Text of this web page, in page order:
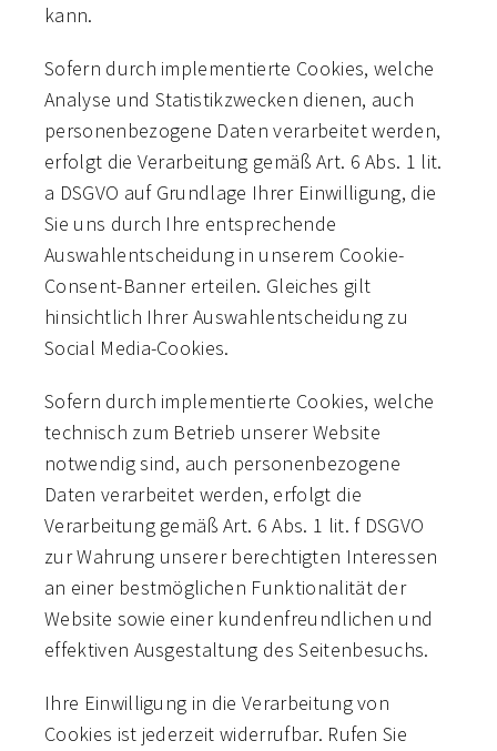
kann.
Sofern durch implementierte Cookies, welche
Analyse und Statistikzwecken dienen, auch
personenbezogene Daten verarbeitet werden,
erfolgt die Verarbeitung gemäß Art. 6 Abs. 1 lit.
a DSGVO auf Grundlage Ihrer Einwilligung, die
Sie uns durch Ihre entsprechende
Auswahlentscheidung in unserem Cookie-
Consent-Banner erteilen. Gleiches gilt
hinsichtlich Ihrer Auswahlentscheidung zu
Social Media-Cookies.
Sofern durch implementierte Cookies, welche
technisch zum Betrieb unserer Website
notwendig sind, auch personenbezogene
Daten verarbeitet werden, erfolgt die
Verarbeitung gemäß Art. 6 Abs. 1 lit. f DSGVO
zur Wahrung unserer berechtigten Interessen
an einer bestmöglichen Funktionalität der
Website sowie einer kundenfreundlichen und
effektiven Ausgestaltung des Seitenbesuchs.
Ihre Einwilligung in die Verarbeitung von
Cookies ist jederzeit widerrufbar. Rufen Sie